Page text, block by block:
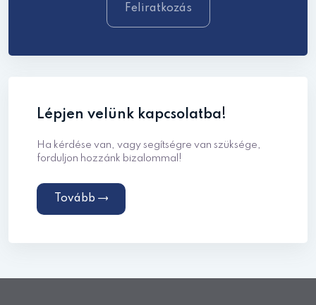
Feliratkozás
Lépjen velünk kapcsolatba!
Ha kérdése van, vagy segítségre van szüksége,
forduljon hozzánk bizalommal!
Tovább